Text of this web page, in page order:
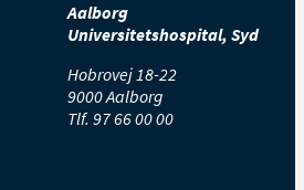
Aalborg
Universitetshospital, Syd
Hobrovej 18-22
9000 Aalborg
Tlf. 97 66 00 00